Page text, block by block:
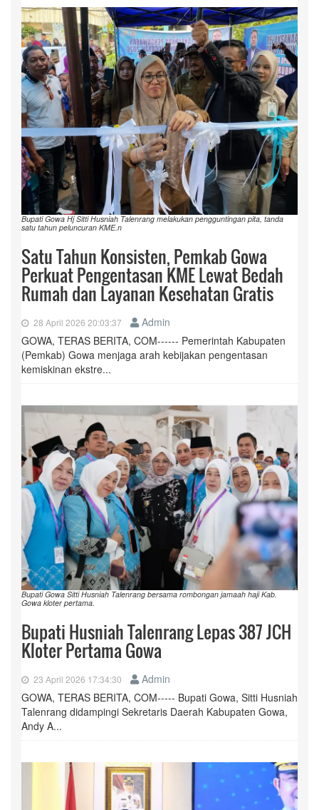
Bupati Gowa Hj Sitti Husniah Talenrang melakukan pengguntingan pita, tanda
satu tahun peluncuran KME.n
Satu Tahun Konsisten, Pemkab Gowa
Perkuat Pengentasan KME Lewat Bedah
Rumah dan Layanan Kesehatan Gratis
28 April 2026 20:03:37
Admin
GOWA, TERAS BERITA, COM------ Pemerintah Kabupaten
(Pemkab) Gowa menjaga arah kebijakan pengentasan
kemiskinan ekstre...
Bupati Gowa Sitti Husniah Talenrang bersama rombongan jamaah haji Kab.
Gowa kloter pertama.
Bupati Husniah Talenrang Lepas 387 JCH
Kloter Pertama Gowa
23 April 2026 17:34:30
Admin
GOWA, TERAS BERITA, COM----- Bupati Gowa, Sitti Husniah
Talenrang didampingi Sekretaris Daerah Kabupaten Gowa,
Andy A...